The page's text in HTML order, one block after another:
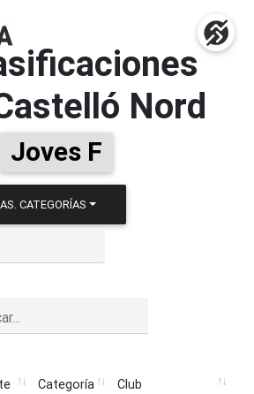
Nord
Joves F
CATEGORÍAS
Categoría
Club